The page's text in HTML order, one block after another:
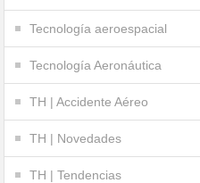
Tecnología aeroespacial
Tecnología Aeronáutica
TH | Accidente Aéreo
TH | Novedades
TH | Tendencias